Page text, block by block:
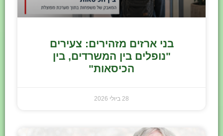
בני ארזים מזהירים: צעירים
"נופלים בין המשרדים, בין
הכיסאות"
28 ביולי 2026